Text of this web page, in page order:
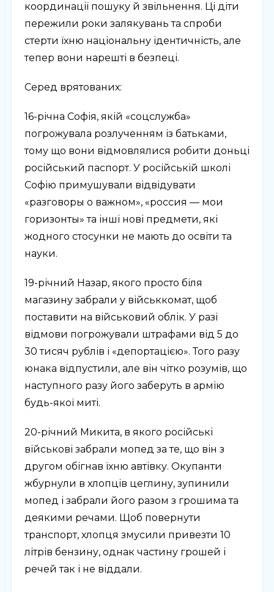
координації пошуку й звільнення. Ці діти
пережили роки залякувань та спроби
стерти їхню національну ідентичність, але
тепер вони нарешті в безпеці.
Серед врятованих:
16-річна Софія, якій «соцслужба»
погрожувала розлученням із батьками,
тому що вони відмовлялися робити доньці
російський паспорт. У російській школі
Софію примушували відвідувати
«разговоры о важном», «россия — мои
горизонты» та інші нові предмети, які
жодного стосунки не мають до освіти та
науки.
19-річний Назар, якого просто біля
магазину забрали у військкомат, щоб
поставити на військовий облік. У разі
відмови погрожували штрафами від 5 до
30 тисяч рублів і «депортацією». Того разу
юнака відпустили, але він чітко розумів, що
наступного разу його заберуть в армію
будь-якої миті.
20-річний Микита, в якого російські
військові забрали мопед за те, що він з
другом обігнав їхню автівку. Окупанти
жбурнули в хлопців цеглину, зупинили
мопед і забрали його разом з грошима та
деякими речами. Щоб повернути
транспорт, хлопця змусили привезти 10
літрів бензину, однак частину грошей і
речей так і не віддали.